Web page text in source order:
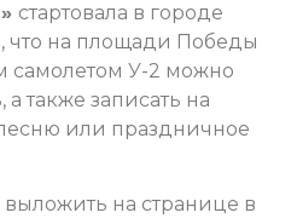
стартовала в городе
что на площади Победы
самолетом У-2 можно
а также записать на
или праздничное
на странице в